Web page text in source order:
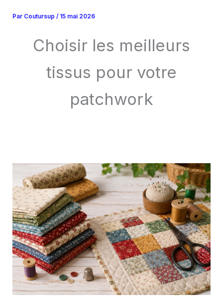
Par Coutursup/ 15 mai 2026
Choisir les meilleurs
tissus pour votre
patchwork